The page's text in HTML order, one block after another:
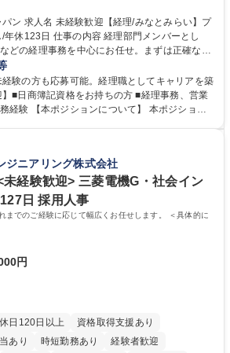
給 駅近5分以内 土日祝休み
服装自由
らい】プ
理部門メンバーとし
どの経理事務を中心にお任せ。まずは正確な入
し、既存メンバーと一緒に業務を進めながら段
。 【具体的には】 ■社内稟議に
込業務 ■明細作成 ■伝票処理、記帳業務 ■既存
将来的には】 ■月次決算補助 ■四半期・年次決
験の方も応募可能。経理職としてキャリアを築
■日商簿記資格をお持ちの方 ■経理事務、営業
本ポジション
決算・四半期決算・開示資料作成補助などへス
た、残業は通常月ほぼなく、決算月でも10時間
として専門性を身につけられる環境です。 学
高専 短大 専修学校 高校 語学力： 資格：日商
2級
ジニアリング株式会社
未経験歓迎> 三菱電機G・社会イン
日 採用人事
までのご経験に応じて幅広くお任せします。 ＜具体的に
円
日120日以上
資格取得支援あり
あり 時短勤務あり 経験者歓迎